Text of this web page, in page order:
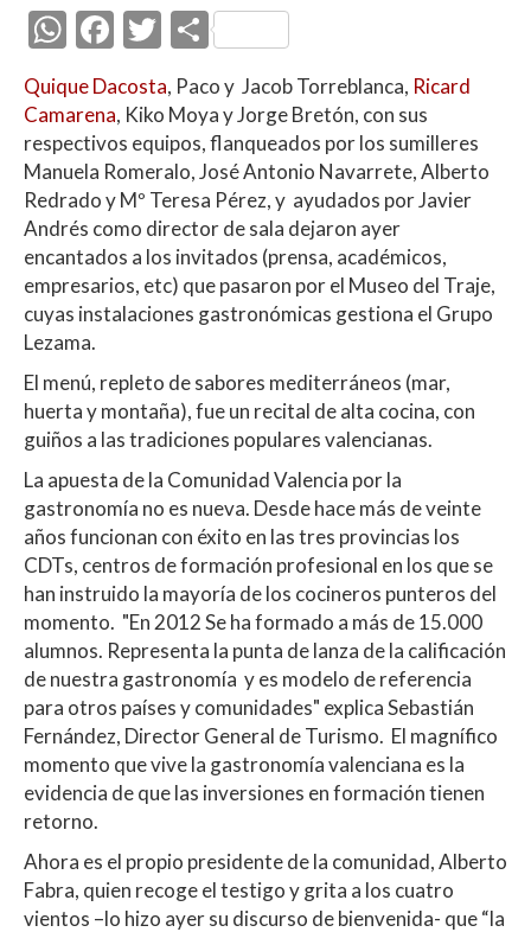
W
at
s
A
p
p
F
e
b
o
o
k
T
w
itt
er
C
m
p
ar
ti
r
Quique Dacosta, Paco y Jacob Torreblanca, Ricard
Camarena, Kiko Moya y Jorge Bretón, con sus
respectivos equipos, flanqueados por los sumilleres
Manuela Romeralo, José Antonio Navarrete, Alberto
Redrado y Mº Teresa Pérez, y ayudados por Javier
Andrés como director de sala dejaron ayer
encantados a los invitados (prensa, académicos,
empresarios, etc) que pasaron por el Museo del Traje,
cuyas instalaciones gastronómicas gestiona el Grupo
Lezama.
El menú, repleto de sabores mediterráneos (mar,
huerta y montaña), fue un recital de alta cocina, con
guiños a las tradiciones populares valencianas.
La apuesta de la Comunidad Valencia por la
gastronomía no es nueva. Desde hace más de veinte
años funcionan con éxito en las tres provincias los
CDTs, centros de formación profesional en los que se
han instruido la mayoría de los cocineros punteros del
momento. "En 2012 Se ha formado a más de 15.000
alumnos. Representa la punta de lanza de la calificación
de nuestra gastronomía y es modelo de referencia
para otros países y comunidades" explica Sebastián
Fernández, Director General de Turismo. El magnífico
momento que vive la gastronomía valenciana es la
evidencia de que las inversiones en formación tienen
retorno.
Ahora es el propio presidente de la comunidad, Alberto
Fabra, quien recoge el testigo y grita a los cuatro
vientos –lo hizo ayer su discurso de bienvenida- que “la